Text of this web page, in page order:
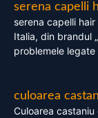
serena capelli
serena capelli
Italia, din brandul
problemele
culoarea
Culoarea